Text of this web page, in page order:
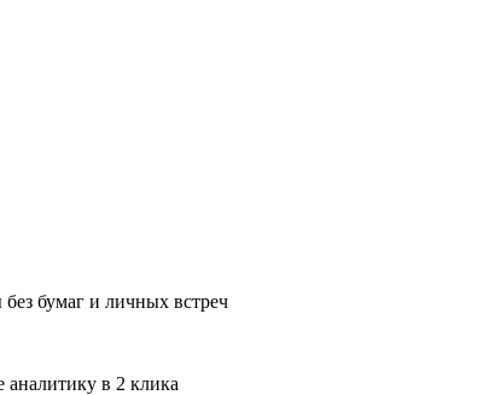
бумаг и личных встреч
аналитику в 2 клика